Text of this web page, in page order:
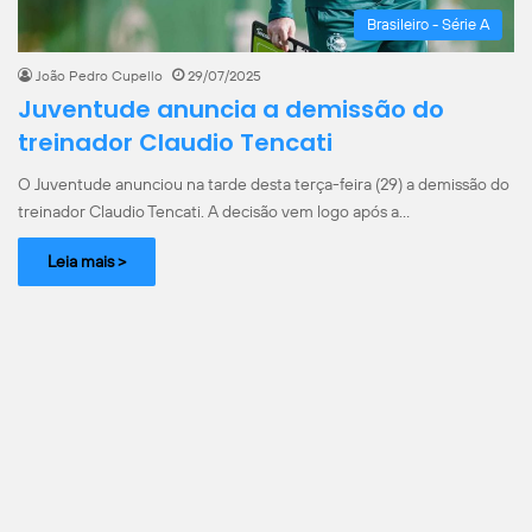
Brasileiro - Série A
João Pedro Cupello 29/07/2025
Juventude anuncia a demissão do
treinador Claudio Tencati
O Juventude anunciou na tarde desta terça-feira (29) a demissão do
treinador Claudio Tencati. A decisão vem logo após a…
Leia mais >